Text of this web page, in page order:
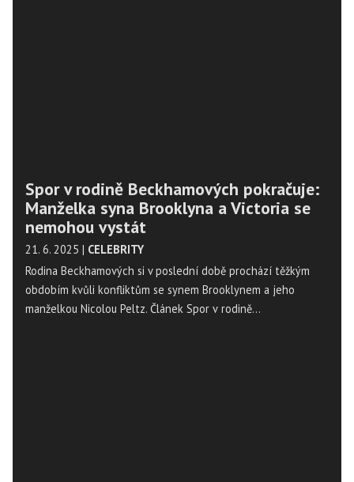
Spor v rodině Beckhamových pokračuje:
Manželka syna Brooklyna a Victoria se
nemohou vystát
21. 6. 2025 | CELEBRITY
Rodina Beckhamových si v poslední době prochází těžkým
obdobím kvůli konfliktům se synem Brooklynem a jeho
manželkou Nicolou Peltz. Článek Spor v rodině